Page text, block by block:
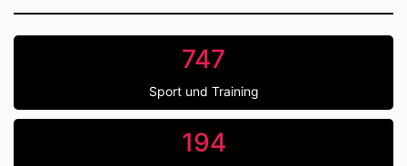
747
Sport und Training
194